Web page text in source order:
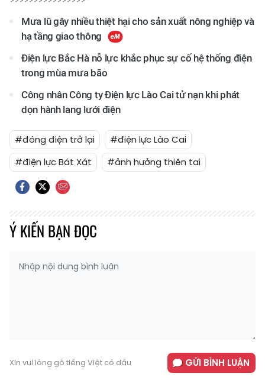
Mưa lũ gây nhiều thiệt hại cho sản xuất nông nghiệp và
hạ tầng giao thông
Điện lực Bắc Hà nỗ lực khắc phục sự cố hệ thống điện
trong mùa mưa bão
Công nhân Công ty Điện lực Lào Cai tử nạn khi phát
dọn hành lang lưới điện
#đóng điện trở lại
#điện lực Lào Cai
#điện lực Bát Xát
#ảnh hưởng thiên tai
Ý KIẾN BẠN ĐỌC
Xin vui lòng gõ tiếng Việt có dấu GỬI BÌNH LUẬN